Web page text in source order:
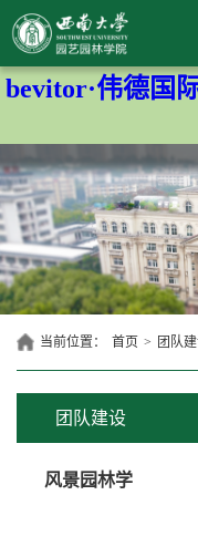
bevitor·伟德国
当前位置： 首页 > 团队
团队建设
风景园林学